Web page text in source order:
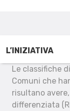
L’INIZIATIVA
Le classifiche
Comuni che
risultano
differenziata